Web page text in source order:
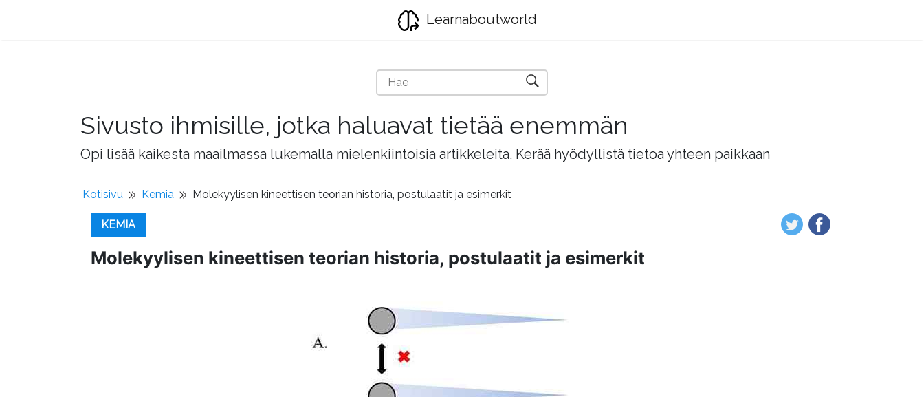
Learnaboutworld
Sivusto ihmisille, jotka haluavat tietää enemmän
Opi lisää kaikesta maailmassa lukemalla mielenkiintoisia artikkeleita. Kerää hyödyllistä tietoa yhteen paikkaan
Kotisivu Kemia Molekyylisen kineettisen teorian historia, postulaatit ja esimerkit
KEMIA
Molekyylisen kineettisen teorian historia, postulaatit ja esimerkit